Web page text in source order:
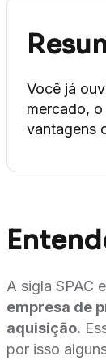
Você já
mercado,
vantagens
A sigla SPAC
empresa de
aquisição.
por isso